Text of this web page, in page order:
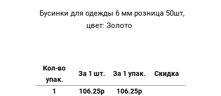
Бусинки для одежды 6 мм розница 50шт,
цвет: Золото
Кол-во
упак.
За 1 шт. За 1 упак. Скидка
1 106.25р 106.25р